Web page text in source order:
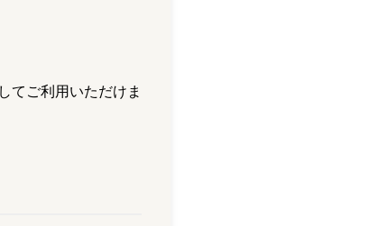
てご利用いただけま